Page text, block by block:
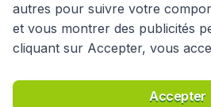
Déclaration d’accessibilité
Déclaration de
autres pour suivre votre
et vous montrer des publicités
cliquant sur Accepter, vous
Accepter